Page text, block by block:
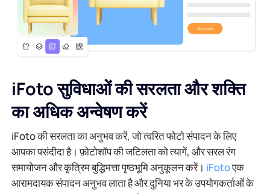
iFoto सुविधाओं की सरलता और शक्ति
का अधिक अन्वेषण करें
iFoto की सरलता का अनुभव करें, जो त्वरित फोटो संपादन के लिए
आपका पसंदीदा है। फ़ोटोशॉप की जटिलता को त्यागें, और सरल रंग
समायोजन और कृत्रिम बुद्धिमत्ता पृष्ठभूमि अनुकूलन करें। iFotoएक
आरामदायक संपादन अनुभव लाता है और दुनिया भर के उपयोगकर्ताओं के